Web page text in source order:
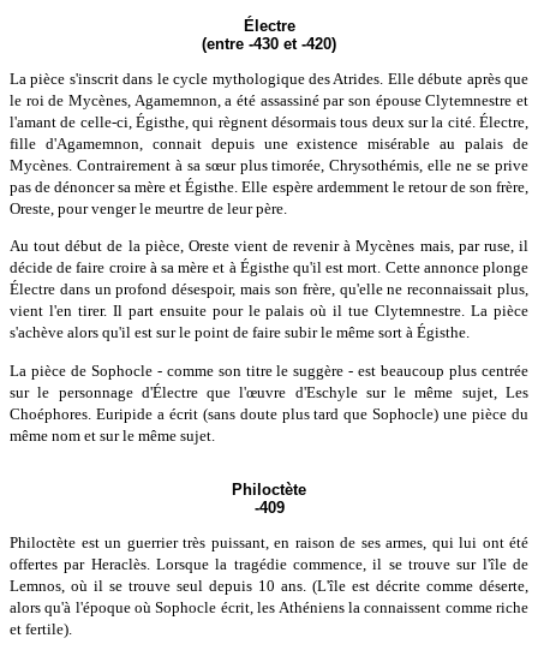
Électre
(entre -430 et -420)
La pièce s'inscrit dans le cycle mythologique des Atrides. Elle débute après que
le roi de Mycènes, Agamemnon, a été assassiné par son épouse Clytemnestre et
l'amant de celle-ci, Égisthe, qui règnent désormais tous deux sur la cité. Électre,
fille d'Agamemnon, connait depuis une existence misérable au palais de
Mycènes. Contrairement à sa sœur plus timorée, Chrysothémis, elle ne se prive
pas de dénoncer sa mère et Égisthe. Elle espère ardemment le retour de son frère,
Oreste, pour venger le meurtre de leur père.
Au tout début de la pièce, Oreste vient de revenir à Mycènes mais, par ruse, il
décide de faire croire à sa mère et à Égisthe qu'il est mort. Cette annonce plonge
Électre dans un profond désespoir, mais son frère, qu'elle ne reconnaissait plus,
vient l'en tirer. Il part ensuite pour le palais où il tue Clytemnestre. La pièce
s'achève alors qu'il est sur le point de faire subir le même sort à Égisthe.
La pièce de Sophocle - comme son titre le suggère - est beaucoup plus centrée
sur le personnage d'Électre que l'œuvre d'Eschyle sur le même sujet, Les
Choéphores. Euripide a écrit (sans doute plus tard que Sophocle) une pièce du
même nom et sur le même sujet.
Philoctète
-409
Philoctète est un guerrier très puissant, en raison de ses armes, qui lui ont été
offertes par Heraclès. Lorsque la tragédie commence, il se trouve sur l'île de
Lemnos, où il se trouve seul depuis 10 ans. (L'île est décrite comme déserte,
alors qu'à l'époque où Sophocle écrit, les Athéniens la connaissent comme riche
et fertile).